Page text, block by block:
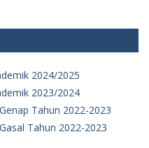
2024/2025
2023/2024
Tahun 2022-2023
Tahun 2022-2023